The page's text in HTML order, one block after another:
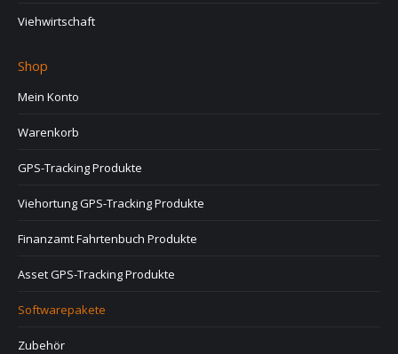
Viehwirtschaft
Shop
Mein Konto
Warenkorb
GPS-Tracking Produkte
Viehortung GPS-Tracking Produkte
Finanzamt Fahrtenbuch Produkte
Asset GPS-Tracking Produkte
Softwarepakete
Zubehör